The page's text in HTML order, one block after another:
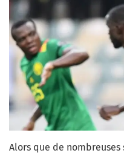
Alors que de